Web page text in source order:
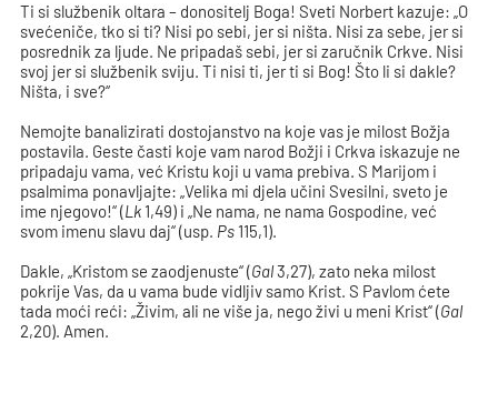
Ti si službenik oltara – donositelj Boga! Sveti Norbert kazuje: „O
svećeniče, tko si ti? Nisi po sebi, jer si ništa. Nisi za sebe, jer si
posrednik za ljude. Ne pripadaš sebi, jer si zaručnik Crkve. Nisi
svoj jer si službenik sviju. Ti nisi ti, jer ti si Bog! Što li si dakle?
Ništa, i sve?“
Nemojte banalizirati dostojanstvo na koje vas je milost Božja
postavila. Geste časti koje vam narod Božji i Crkva iskazuje ne
pripadaju vama, već Kristu koji u vama prebiva. S Marijom i
psalmima ponavljajte: „Velika mi djela učini Svesilni, sveto je
ime njegovo!“ (Lk 1,49) i „Ne nama, ne nama Gospodine, već
svom imenu slavu daj“ (usp. Ps 115,1).
Dakle, „Kristom se zaodjenuste“ (Gal3,27), zato neka milost
pokrije Vas, da u vama bude vidljiv samo Krist. S Pavlom ćete
tada moći reći: „Živim, ali ne više ja, nego živi u meni Krist“ (Gal
2,20). Amen.